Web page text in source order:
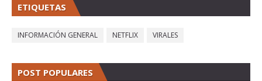
ETIQUETAS
INFORMACIÓN GENERAL NETFLIX VIRALES
POST POPULARES